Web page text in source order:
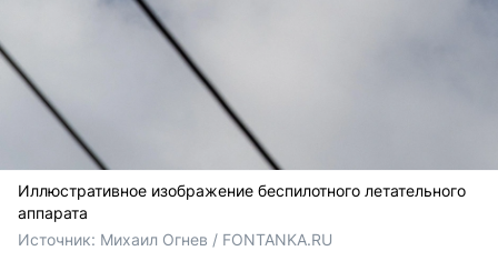
Иллюстративное изображение беспилотного летательного
аппарата
Источник: Михаил Огнев / FONTANKA.RU